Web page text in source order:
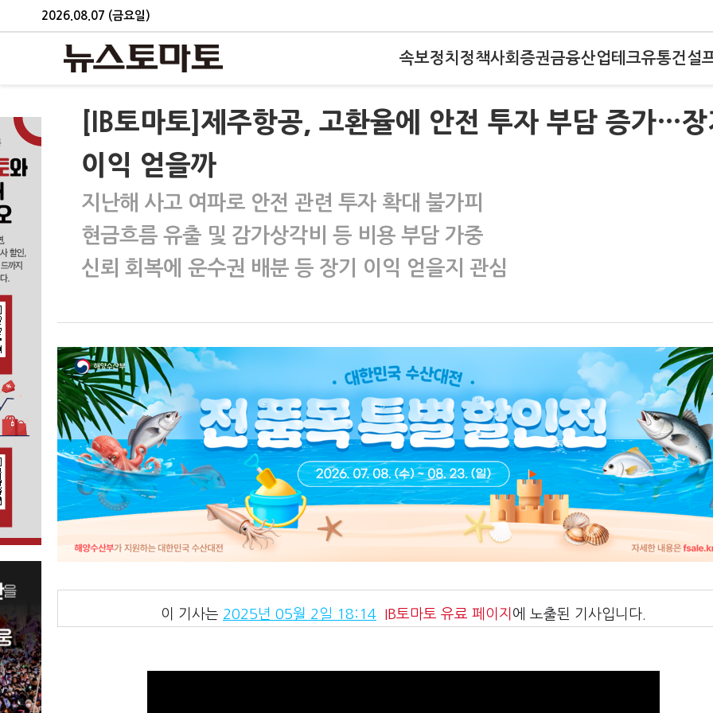
2026.08.07 (금요일)
속보정치 정책사회 증권금융산업테크유통건설
[IB토마토]제주항공, 고환율에 안전 투자 부담 증가…장
이익 얻을까
지난해 사고 여파로 안전 관련 투자 확대 불가피
현금흐름 유출 및 감가상각비 등 비용 부담 가중
신뢰 회복에 운수권 배분 등 장기 이익 얻을지 관심
이 기사는 2025년 05월 2일 18:14 IB토마토 유료 페이지 에 노출된 기사입니다.